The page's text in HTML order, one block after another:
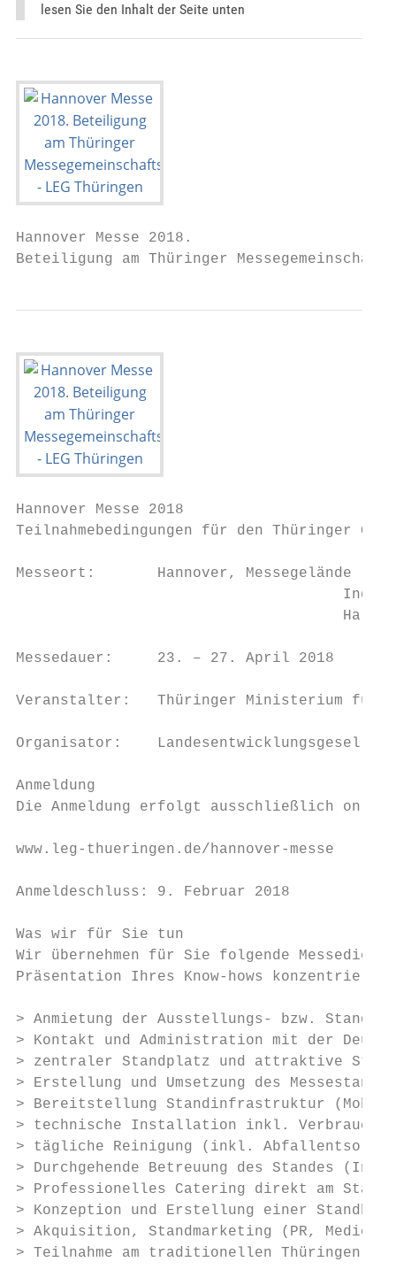
lesen Sie den Inhalt der Seite unten
Hannover Messe 2018.
Beteiligung am Thüringer
Hannover Messe 2018
Teilnahmebedingungen für den Thüringer
Messeort:       Hannover, Messegelände
Messedauer:     23. – 27. April 2018
Veranstalter:   Thüringer Ministerium für
Organisator:
Anmeldung
Die Anmeldung erfolgt ausschließlich
www.leg-thueringen.de/hannover-messe
Anmeldeschluss: 9. Februar 2018
Was wir für Sie tun
Wir übernehmen für Sie folgende
Präsentation Ihres Know-hows konzentrieren
> Anmietung der Ausstellungs- bzw.
> Kontakt und Administration mit der
> zentraler Standplatz und attraktive
> Erstellung und Umsetzung des
> Bereitstellung Standinfrastruktur
> technische Installation inkl. Verbrauch
> tägliche Reinigung (inkl.
> Durchgehende Betreuung des Standes
> Professionelles Catering direkt am
> Konzeption und Erstellung einer
> Akquisition, Standmarketing (PR, Medien)
> Teilnahme am traditionellen Thüringen